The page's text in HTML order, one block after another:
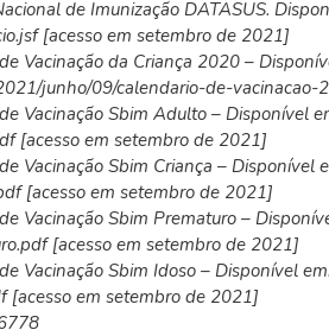
de Imunização DATASUS.
[acesso em setembro de 2021]
Vacinação da Criança 2020 –
junho/09/calendario-de-
Vacinação Sbim Adulto – Disponível
[acesso em setembro de 2021]
Vacinação Sbim Criança –
[acesso em setembro de 2021]
Vacinação Sbim Prematuro –
[acesso em setembro de 2021]
Vacinação Sbim Idoso – Disponível
[acesso em setembro de 2021]